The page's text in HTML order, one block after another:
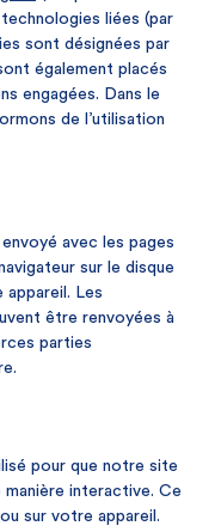
liées (par
sont désignées par
également placés
engagées. Dans le
de l’utilisation
avec les pages
sur le disque
appareil. Les
être renvoyées à
parties
pour que notre site
interactive. Ce
sur votre appareil.